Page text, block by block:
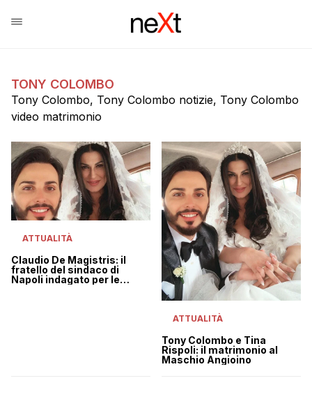
TONY COLOMBO
Tony Colombo, Tony Colombo notizie, Tony Colombo
video matrimonio
ATTUALITÀ
Claudio De Magistris: il
fratello del sindaco di
Napoli indagato per le
ATTUALITÀ
Tony Colombo e Tina
Rispoli: il matrimonio al
Maschio Angioino